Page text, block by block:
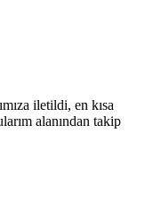
iletildi, en kısa
alanından takip